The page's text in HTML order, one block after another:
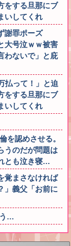
をする旦那にブ
いしてくれ
謝罪ポーズ
大号泣ｗｗ被害
わないで」と庇
払って！」と迫
をする旦那にブ
いしてくれ
を認めさせる。
うのだが問題は
とも泣き寝…
覚まさなければ
」義父「お前に
う…